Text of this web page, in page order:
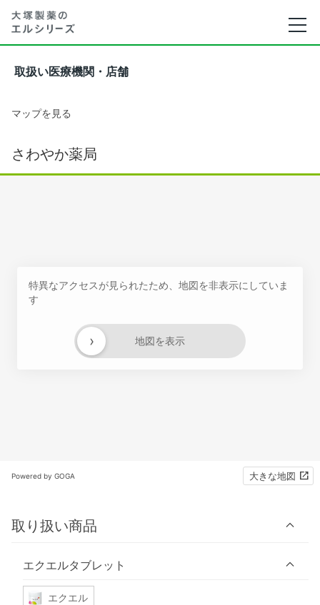
取扱い医療機関・店舗
マップを見る
さわやか薬局
特異なアクセスが見られたため、地図を非表示にしていま
す
地図を表示
›
Powered by GOGA 大きな地図
取り扱い商品
エクエルタブレット
エクエル